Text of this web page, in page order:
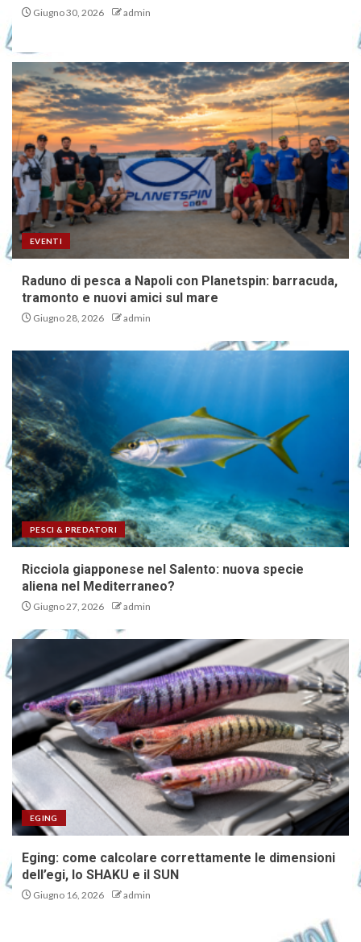
Giugno 30, 2026 admin
EVENTI
Raduno di pesca a Napoli con Planetspin: barracuda,
tramonto e nuovi amici sul mare
Giugno 28, 2026 admin
PESCI & PREDATORI
Ricciola giapponese nel Salento: nuova specie
aliena nel Mediterraneo?
Giugno 27, 2026 admin
EGING
Eging: come calcolare correttamente le dimensioni
dell’egi, lo SHAKU e il SUN
Giugno 16, 2026 admin